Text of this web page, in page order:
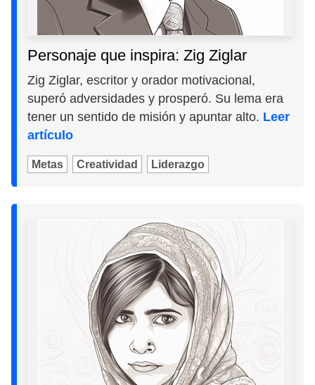
Personaje que inspira: Zig Ziglar
Zig Ziglar, escritor y orador motivacional,
superó adversidades y prosperó. Su lema era
tener un sentido de misión y apuntar alto. Leer
artículo
Metas Creatividad Liderazgo